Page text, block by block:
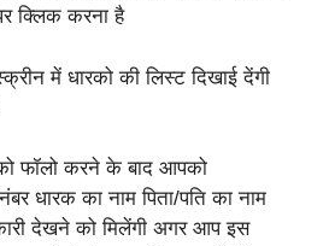
क्लिक करना है
में धारको की लिस्ट दिखाई देंगी
फॉलो करने के बाद आपको
धारक का नाम पिता/पति का नाम
देखने को मिलेंगी अगर आप इस